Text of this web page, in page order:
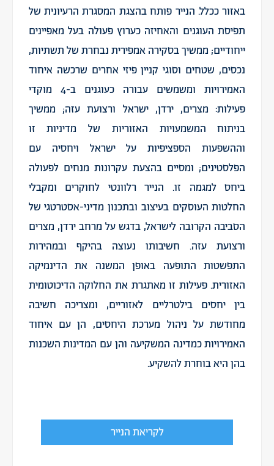
באזור ככלל. הנייר פותח בהצגת המסגרת הרעיונית של
תפיסת העוגנים והאחיזה כערוץ פעולה בעל מאפיינים
ייחודיים; ממשיך בסקירה אמפירית נבחרת של תשתיות,
נכסים, שטחים וסוגי קניין פיזי אחרים שרכשה איחוד
האמירויות ומשמשים עבורה כעוגנים ב-4 מוקדי
פעילות: מצרים, ירדן, ישראל ורצועת עזה; ממשיך
בניתוח המשמעויות האזוריות של מדיניות זו
וההשפעות הספציפיות על ישראל ויחסיה עם
הפלסטינים; ומסיים בהצעת עקרונות מנחים לפעולה
ביחס למגמה זו. הנייר רלוונטי לחוקרים ומקבלי
החלטות העוסקים בעיצוב ובתכנון מדיני-אסטרטגי של
הסביבה הקרובה לישראל, בדגש על מרחב ירדן, מצרים
ורצועת עזה. חשיבותו נעוצה בהיקף ובמהירות
התפשטות התופעה באופן המשנה את הדינמיקה
האזורית. פעילות זו מאתגרת את החלוקה הדיכוטומית
בין יחסים בילטרליים לאזוריים, ומצריכה חשיבה
מחודשת על ניהול מערכת היחסים, הן עם איחוד
האמירויות כמדינה המשקיעה והן עם המדינות השכנות
בהן היא בוחרת להשקיע.
לקריאת הנייר